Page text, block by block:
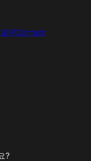
문Contact
?